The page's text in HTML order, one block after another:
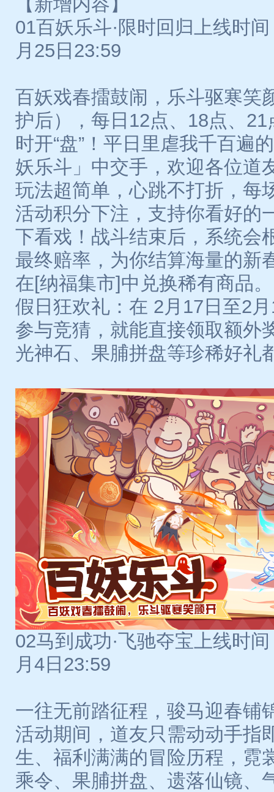
01百妖乐斗·限时回归上线时
月25日23:59
百妖戏春擂鼓闹，乐斗驱寒笑
护后），每日12点、18点、
时开“盘”！平日里虐我千百遍
妖乐斗」中交手，欢迎各位道
玩法超简单，心跳不打折，每
活动积分下注，支持你看好的
下看戏！战斗结束后，系统会
最终赔率，为你结算海量的新
在[纳福集市]中兑换稀有商品。
假日狂欢礼：在 2月17日至2
参与竞猜，就能直接领取额外
光神石、果脯拼盘等珍稀好礼
02马到成功·飞驰夺宝上线时
月4日23:59
一往无前踏征程，骏马迎春铺
活动期间，道友只需动动手指
生、福利满满的冒险历程，霓
乘令、果脯拼盘、遗落仙镜、